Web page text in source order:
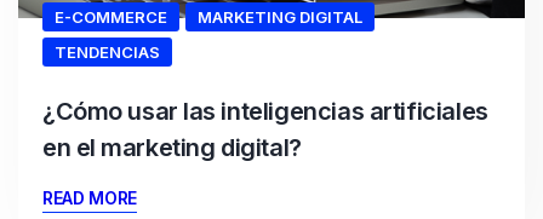
E-COMMERCE
MARKETING DIGITAL
TENDENCIAS
¿Cómo usar las inteligencias artificiales
en el marketing digital?
READ MORE